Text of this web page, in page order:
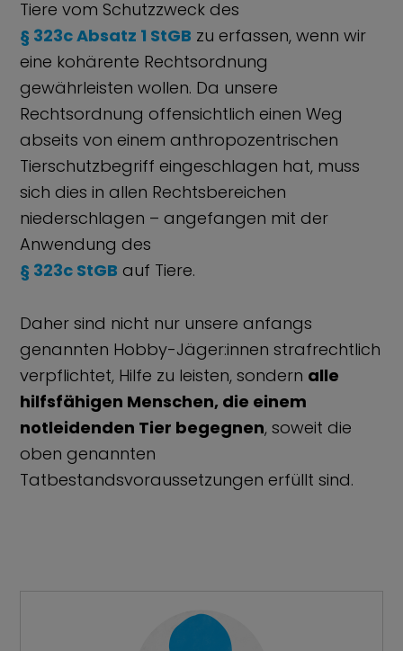
Tiere vom Schutzzweck des
§ 323c Absatz 1 StGB zu erfassen, wenn wir
eine kohärente Rechtsordnung
gewährleisten wollen. Da unsere
Rechtsordnung offensichtlich einen Weg
abseits von einem anthropozentrischen
Tierschutzbegriff eingeschlagen hat, muss
sich dies in allen Rechtsbereichen
niederschlagen – angefangen mit der
Anwendung des
§ 323c StGB auf Tiere.
Daher sind nicht nur unsere anfangs
genannten Hobby-Jäger:innen strafrechtlich
verpflichtet, Hilfe zu leisten, sondern alle
hilfsfähigen Menschen, die einem
notleidenden Tier begegnen, soweit die
oben genannten
Tatbestandsvoraussetzungen erfüllt sind.